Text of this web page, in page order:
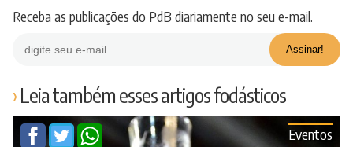
Receba as publicações do PdB diariamente no seu e-mail.
Leia também esses artigos fodásticos
Eventos